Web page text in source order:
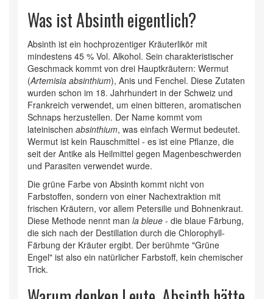
Was ist Absinth eigentlich?
Absinth ist ein hochprozentiger Kräuterlikör mit
mindestens 45 % Vol. Alkohol. Sein charakteristischer
Geschmack kommt von drei Hauptkräutern: Wermut
(Artemisia absinthium), Anis und Fenchel. Diese Zutaten
wurden schon im 18. Jahrhundert in der Schweiz und
Frankreich verwendet, um einen bitteren, aromatischen
Schnaps herzustellen. Der Name kommt vom
lateinischen absinthium, was einfach Wermut bedeutet.
Wermut ist kein Rauschmittel - es ist eine Pflanze, die
seit der Antike als Heilmittel gegen Magenbeschwerden
und Parasiten verwendet wurde.
Die grüne Farbe von Absinth kommt nicht von
Farbstoffen, sondern von einer Nachextraktion mit
frischen Kräutern, vor allem Petersilie und Bohnenkraut.
Diese Methode nennt man la bleue - die blaue Färbung,
die sich nach der Destillation durch die Chlorophyll-
Färbung der Kräuter ergibt. Der berühmte "Grüne
Engel" ist also ein natürlicher Farbstoff, kein chemischer
Trick.